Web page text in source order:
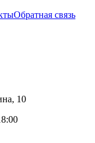
Обратная связь
10